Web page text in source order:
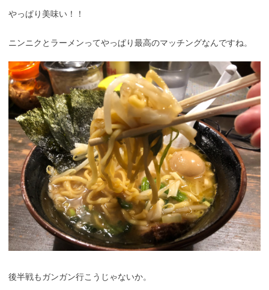
やっぱり美味い！！
ニンニクとラーメンってやっぱり最高のマッチングなんですね。
後半戦もガンガン行こうじゃないか。